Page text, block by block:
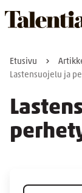
Etusivu
Lastensuojelu ja